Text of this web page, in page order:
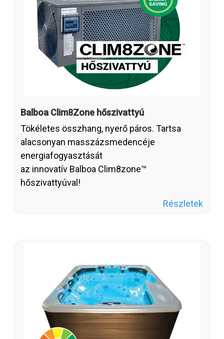
Balboa Clim8Zone hőszivattyú
Tökéletes összhang, nyerő páros. Tartsa
alacsonyan masszázsmedencéje
energiafogyasztását
az innovatív Balboa Clim8zone™
hőszivattyúval!
Részletek